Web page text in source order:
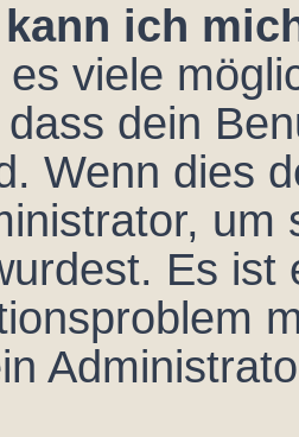
kann ich
viele
dein
Wenn dies
um
Es ist